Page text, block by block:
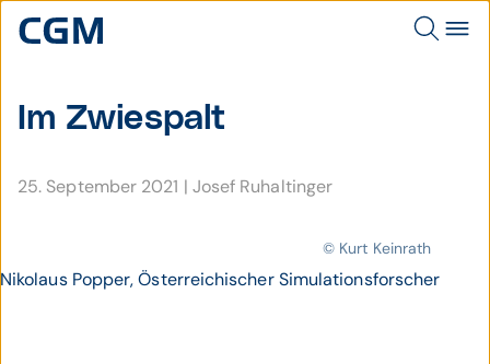
Im Zwie­spalt
25. September 2021 | Josef Ruhaltinger
© Kurt Keinrath
Nikolaus Popper, Österreichischer Simulationsforscher